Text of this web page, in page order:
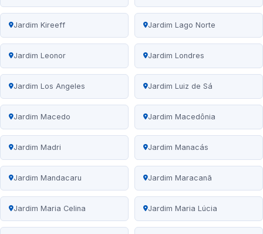
Jardim Kireeff Jardim Lago Norte
Jardim Leonor Jardim Londres
Jardim Los Angeles Jardim Luiz de Sá
Jardim Macedo Jardim Macedônia
Jardim Madri Jardim Manacás
Jardim Mandacaru Jardim Maracanã
Jardim Maria Celina Jardim Maria Lúcia